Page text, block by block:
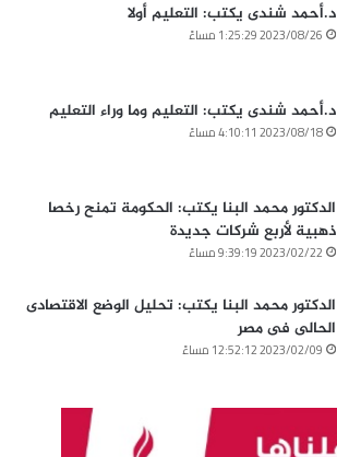
د.أحمد شندى يكتب: التعليم أولا
2023/08/26 1:25:29 مساءً
د.أحمد شندى يكتب: التعليم وما وراء التعليم
2023/08/18 4:10:11 مساءً
الدكتور محمد البنا يكتب: الحكومة تمنح رخصا
ذهبية لأربع شركات جديدة
2023/02/22 9:39:19 مساءً
الدكتور محمد البنا يكتب: تحليل الوضع الاقتصادى
الحالى فى مصر
2023/02/09 12:52:12 مساءً